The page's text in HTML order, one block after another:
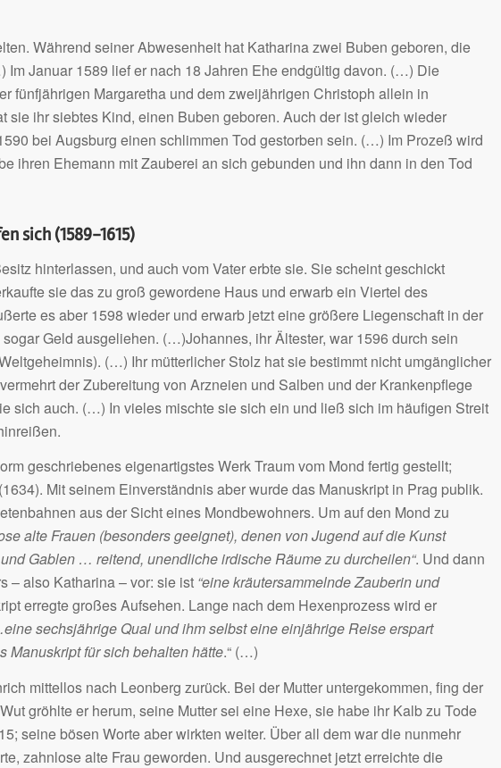
Während seiner Abwesenheit hat Katharina zwei Buben geboren, die
Januar 1589 lief er nach 18 Jahren Ehe endgültig davon. (…) Die
fünfjährigen Margaretha und dem zweijährigen Christoph allein in
sie ihr siebtes Kind, einen Buben geboren. Auch der ist gleich wieder
bei Augsburg einen schlimmen Tod gestorben sein. (…) Im Prozeß wird
ihren Ehemann mit Zauberei an sich gebunden und ihn dann in den Tod
sich (1589-1615)
hinterlassen, und auch vom Vater erbte sie. Sie scheint geschickt
sie das zu groß gewordene Haus und erwarb ein Viertel des
es aber 1598 wieder und erwarb jetzt eine größere Liegenschaft in der
Geld ausgeliehen. (…)Johannes, ihr Ältester, war 1596 durch sein
(…) Ihr mütterlicher Stolz hat sie bestimmt nicht umgänglicher
der Zubereitung von Arzneien und Salben und der Krankenpflege
sich auch. (…) In vieles mischte sie sich ein und ließ sich im häufigen Streit
geschriebenes eigenartigstes Werk Traum vom Mond fertig gestellt;
Mit seinem Einverständnis aber wurde das Manuskript in Prag publik.
aus der Sicht eines Mondbewohners. Um auf den Mond zu
alte Frauen (besonders geeignet), denen von Jugend auf die Kunst
Gablen … reitend, unendliche irdische Räume zu durcheilen“. Und dann
– also Katharina – vor: sie ist “eine kräutersammelnde Zauberin und
erregte großes Aufsehen. Lange nach dem Hexenprozess wird er
sechsjährige Qual und ihm selbst eine einjährige Reise erspart
für sich behalten hätte.“ (…)
mittellos nach Leonberg zurück. Bei der Mutter untergekommen, fing der
gröhlte er herum, seine Mutter sei eine Hexe, sie habe ihr Kalb zu Tode
seine bösen Worte aber wirkten weiter. Über all dem war die nunmehr
zahnlose alte Frau geworden. Und ausgerechnet jetzt erreichte die